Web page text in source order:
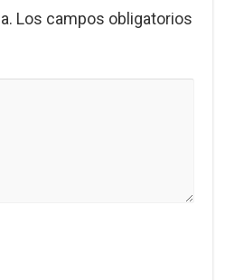
Los campos obligatorios